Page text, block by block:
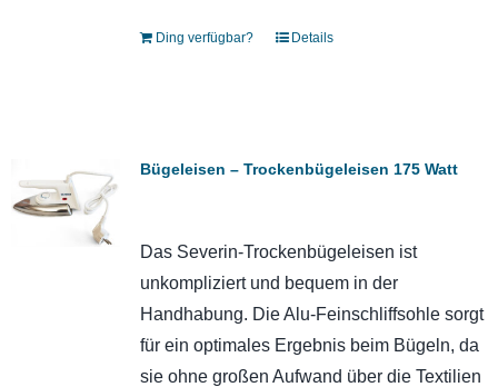
Ding verfügbar? Details
Bügeleisen – Trockenbügeleisen 175 Watt
Das Severin-Trockenbügeleisen ist
unkompliziert und bequem in der
Handhabung. Die Alu-Feinschliffsohle sorgt
für ein optimales Ergebnis beim Bügeln, da
sie ohne großen Aufwand über die Textilien